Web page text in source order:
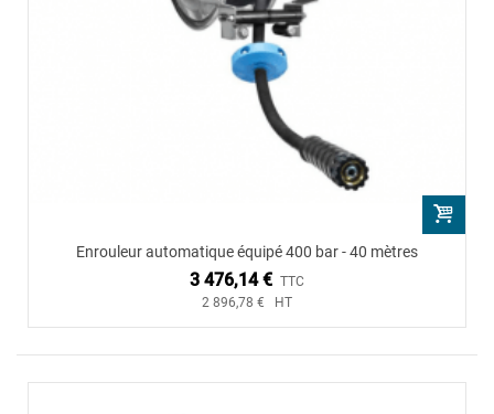
Enrouleur automatique équipé 400 bar - 40 mètres
3 476,14 € TTC
2 896,78 € HT